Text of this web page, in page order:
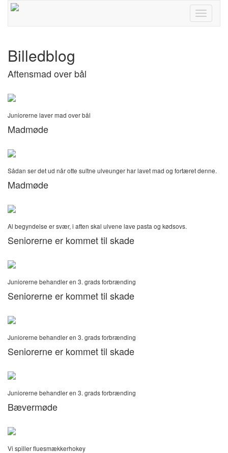
Toggle
Billedblog
Aftensmad over bål
Juniorerne laver mad over bål
Madmøde
Sådan ser det ud når otte sultne ulveunger har lavet mad og fortæret denne.
Madmøde
Al begyndelse er svær, i aften skal ulvene lave pasta og kødsovs.
Seniorerne er kommet til skade
Juniorerne behandler en 3. grads forbrænding
Seniorerne er kommet til skade
Juniorerne behandler en 3. grads forbrænding
Seniorerne er kommet til skade
Juniorerne behandler en 3. grads forbrænding
Bævermøde
Vi spiller fluesmækkerhokey